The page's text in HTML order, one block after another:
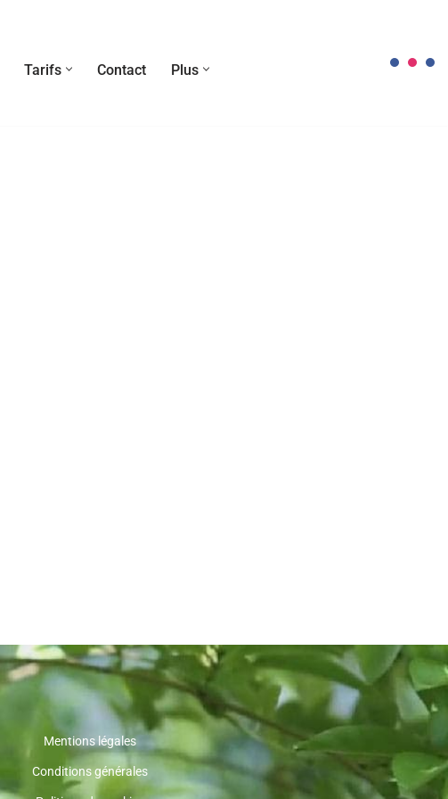
Tarifs Contact Plus
Mentions légales
Conditions générales